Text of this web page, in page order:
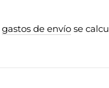
gastos de envíose